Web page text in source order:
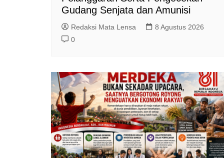
Gudang Senjata dan Amunisi
Redaksi Mata Lensa
8 Agustus 2026
0